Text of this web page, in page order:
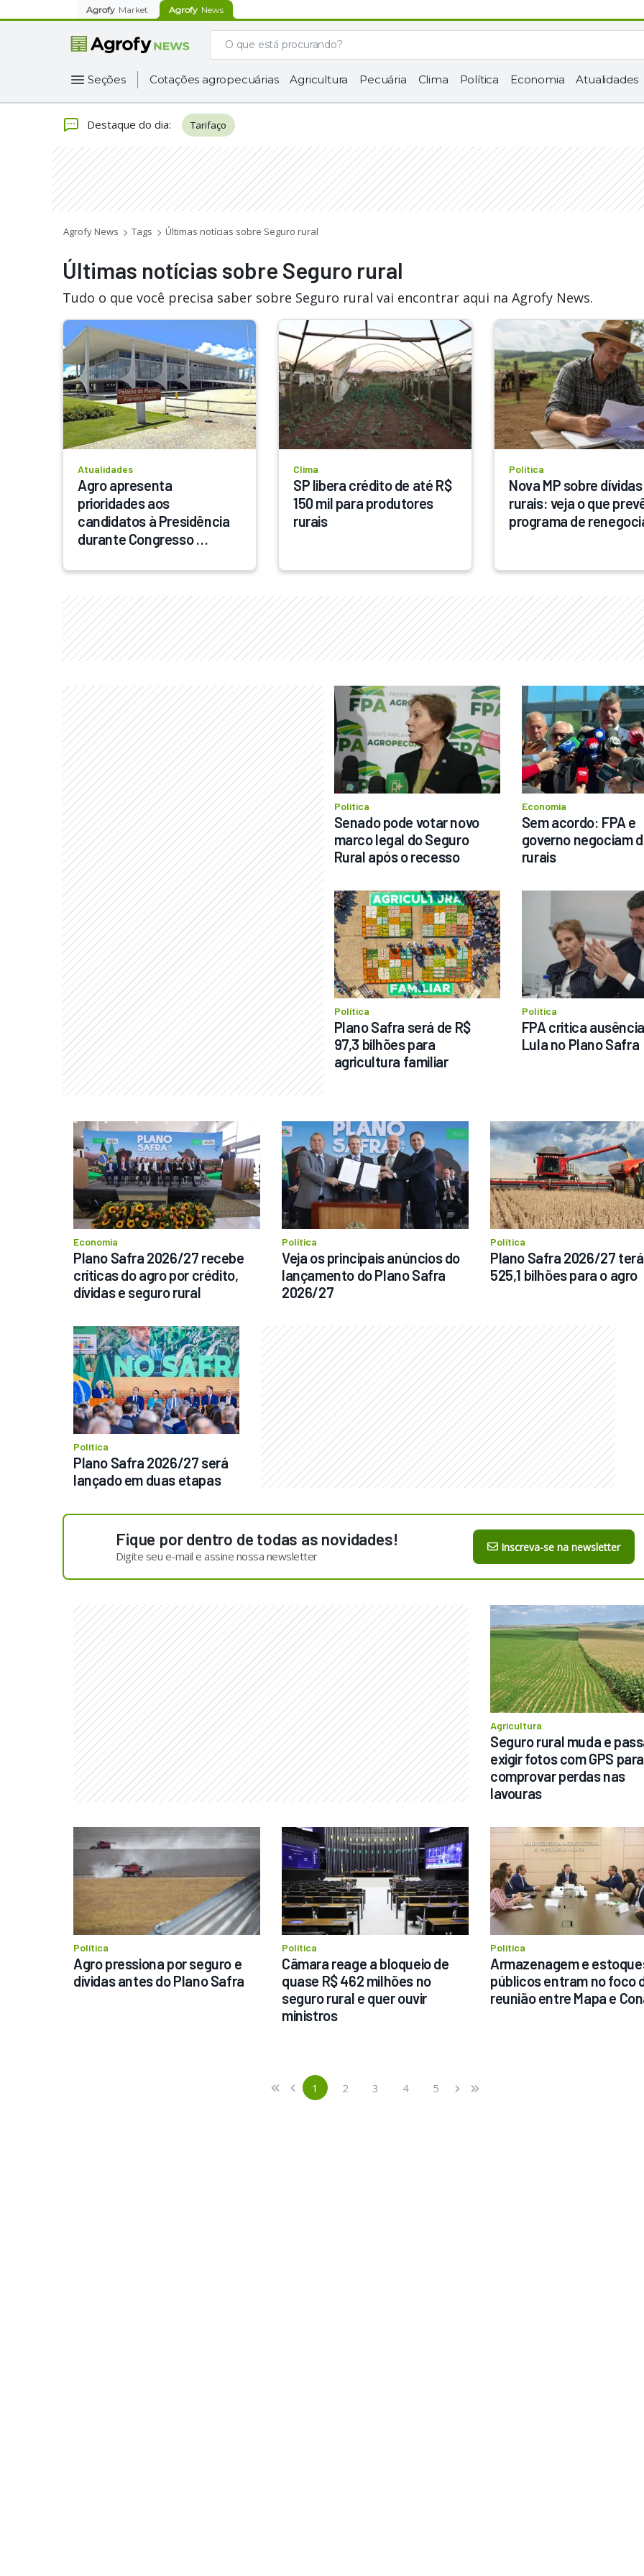
Agrofy Market Agrofy News
Seções Cotações agropecuárias Agricultura Pecuária Clima Política Economia Atualidades
Destaque do dia: Tarifaço
Agrofy News Tags Últimas notícias sobre Seguro rural
Últimas notícias sobre Seguro rural
Tudo o que você precisa saber sobre Seguro rural vai encontrar aqui na Agrofy News.
Atualidades
Agro apresenta
prioridades aos
candidatos à Presidência
durante Congresso
Clima
SP libera crédito de até R$
150 mil para produtores
rurais
Política
Nova MP sobre dívidas
rurais: veja o que
programa de
Política
Senado pode votar novo
marco legal do Seguro
Rural após o recesso
Economia
Sem acordo: FPA e
governo negociam
rurais
Política
Plano Safra será de R$
97,3 bilhões para
agricultura familiar
Política
FPA critica
Lula no Plano Safra
Economia
Plano Safra 2026/27 recebe
críticas do agro por crédito,
dívidas e seguro rural
Política
Veja os principais anúncios do
lançamento do Plano Safra
2026/27
Política
Plano Safra 2026/27
525,1 bilhões para o agro
Política
Plano Safra 2026/27 será
lançado em duas etapas
Fique por dentro de todas as novidades!
Digite seu e-mail e assine nossa newsletter
Inscreva-se na newsletter
Agricultura
Seguro rural muda e
exigir fotos com GPS para
comprovar perdas nas
lavouras
Política
Agro pressiona por seguro e
dívidas antes do Plano Safra
Política
Câmara reage a bloqueio de
quase R$ 462 milhões no
seguro rural e quer ouvir
ministros
Política
Armazenagem e
públicos entram no foco
reunião entre Mapa e
«
First ‹
Previous 1(current)
2 3 4 5 ›
Next
»
Last